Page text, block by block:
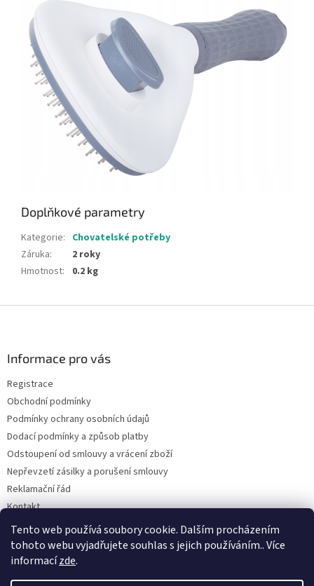
Tento web používá soubory cookie. Dalším procházením
tohoto webu vyjadřujete souhlas s jejich používáním.. Více
informacízde.
Doplňkové parametry
Kategorie: Chovatelské potřeby
Záruka:
2 roky
Hmotnost: 0.2 kg
Informace pro vás
Registrace
Obchodní podmínky
Podmínky ochrany osobních údajů
Dodací podmínky a způsob platby
Odstoupení od smlouvy a vrácení zboží
Nepřevzetí zásilky a porušení smlouvy
Reklamační řád
Kontakt
Napište nám